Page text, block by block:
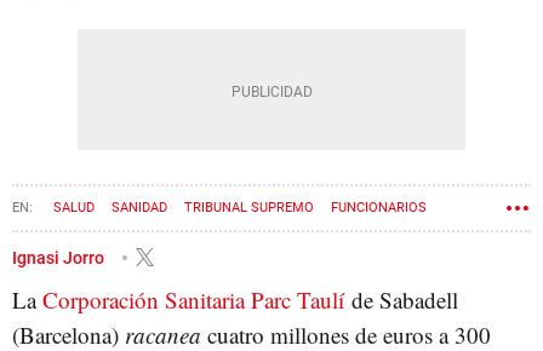
SALUD SANIDAD TRIBUNAL SUPREMO FUNCIONARIOS
PARC TAULÍ SABADELL
Ignasi Jorro
LaCorporación Sanitaria Parc Taulíde Sabadell
(Barcelona) racanea cuatro millones de euros a 300